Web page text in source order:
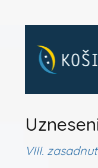
VIII.